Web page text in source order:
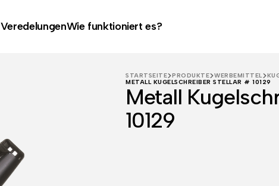
VeredelungenWie funktioniert es?
STARTSEITE PRODUKTE WERBEMITTEL
METALL KUGELSCHREIBER STELLAR # 10129
Metall
10129